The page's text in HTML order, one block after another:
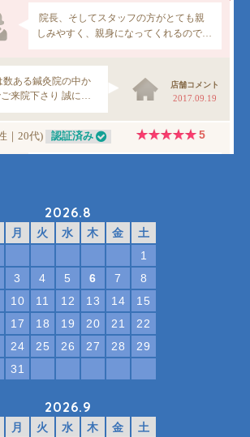
2026.8
月 火 水 木 金
土
1
3 4 5 6 7
8
10 11 12 13 14
15
17 18 19 20 21
22
24 25 26 27 28
29
31
2026.9
月 火 水 木 金
土